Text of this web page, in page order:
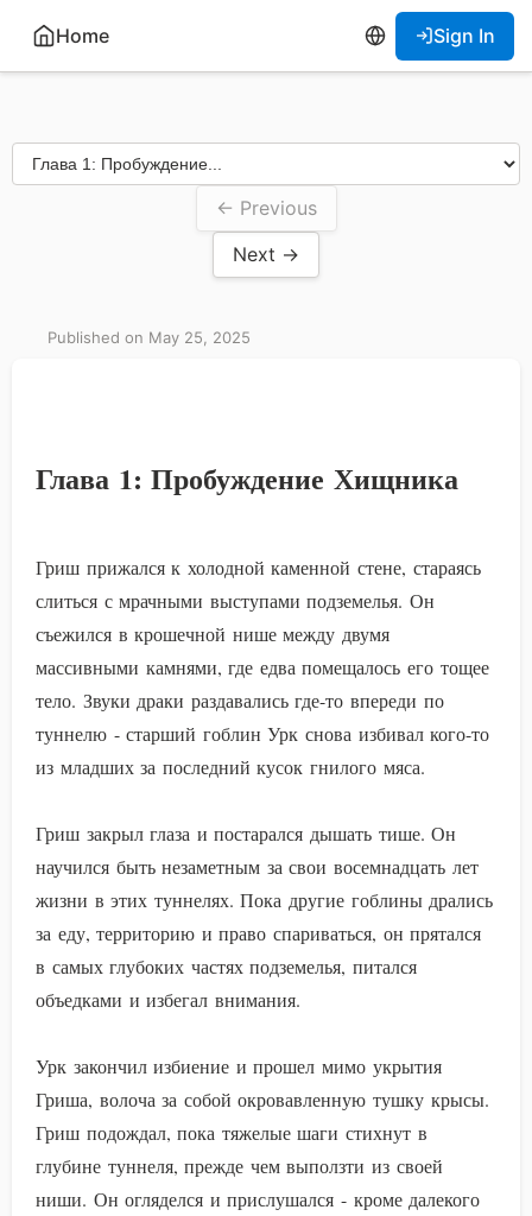
Home Sign In
← Previous
Next →
Published on May 25, 2025
Глава 1: Пробуждение Хищника
Гриш прижался к холодной каменной стене, стараясь
слиться с мрачными выступами подземелья. Он
съежился в крошечной нише между двумя
массивными камнями, где едва помещалось его тощее
тело. Звуки драки раздавались где-то впереди по
туннелю - старший гоблин Урк снова избивал кого-то
из младших за последний кусок гнилого мяса.
Гриш закрыл глаза и постарался дышать тише. Он
научился быть незаметным за свои восемнадцать лет
жизни в этих туннелях. Пока другие гоблины дрались
за еду, территорию и право спариваться, он прятался
в самых глубоких частях подземелья, питался
объедками и избегал внимания.
Урк закончил избиение и прошел мимо укрытия
Гриша, волоча за собой окровавленную тушку крысы.
Гриш подождал, пока тяжелые шаги стихнут в
глубине туннеля, прежде чем выползти из своей
ниши. Он огляделся и прислушался - кроме далекого